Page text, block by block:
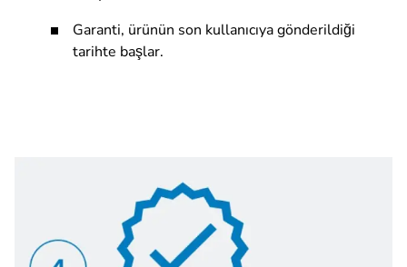
Garanti, ürünün son kullanıcıya gönderildiği
tarihte başlar.